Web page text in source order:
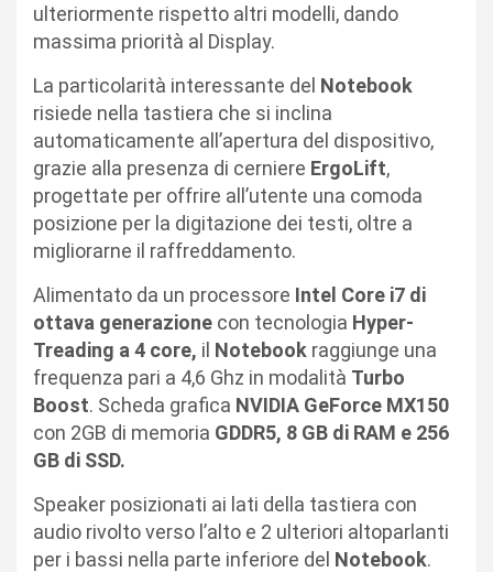
ulteriormente rispetto altri modelli, dando
massima priorità al Display.
La particolarità interessante del Notebook
risiede nella tastiera che si inclina
automaticamente all’apertura del dispositivo,
grazie alla presenza di cerniere ErgoLift,
progettate per offrire all’utente una comoda
posizione per la digitazione dei testi, oltre a
migliorarne il raffreddamento.
Alimentato da un processore Intel Core i7 di
ottava generazione con tecnologia Hyper-
Treading a 4 core, il Notebook raggiunge una
frequenza pari a 4,6 Ghz in modalità Turbo
Boost. Scheda grafica NVIDIA GeForce MX150
con 2GB di memoria GDDR5, 8 GB di RAM e 256
GB di SSD.
Speaker posizionati ai lati della tastiera con
audio rivolto verso l’alto e 2 ulteriori altoparlanti
per i bassi nella parte inferiore del Notebook.